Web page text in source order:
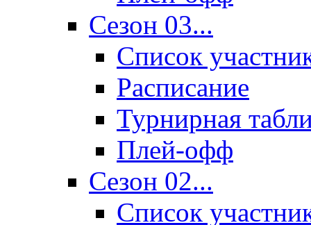
Сезон 03...
Список
Расписание
Турнирная
Плей-офф
Сезон 02...
Список